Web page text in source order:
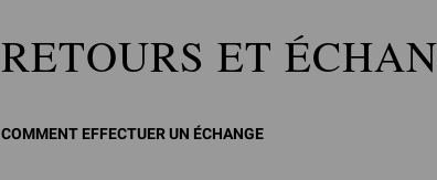
RETOURS ET
COMMENT EFFECTUER UN ÉCHANGE